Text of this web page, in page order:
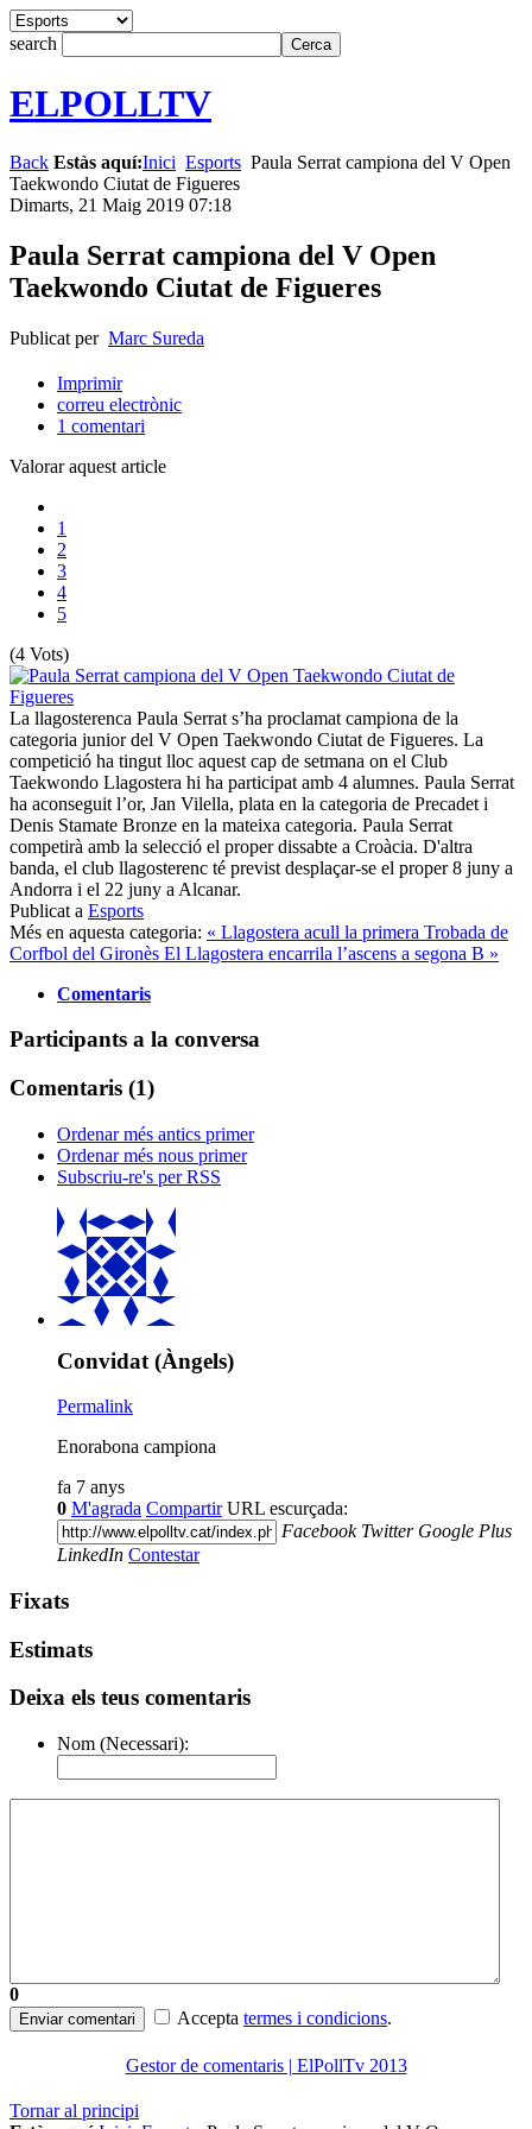
search
ELPOLLTV
Back Estàs aquí:Inici Esports Paula Serrat campiona del V Open
Taekwondo Ciutat de Figueres
Dimarts, 21 Maig 2019 07:18
Paula Serrat campiona del V Open
Taekwondo Ciutat de Figueres
Publicat per Marc Sureda
Imprimir
correu electrònic
1 comentari
Valorar aquest article
1
2
3
4
5
(4 Vots)
La llagosterenca Paula Serrat s’ha proclamat campiona de la
categoria junior del V Open Taekwondo Ciutat de Figueres. La
competició ha tingut lloc aquest cap de setmana on el Club
Taekwondo Llagostera hi ha participat amb 4 alumnes. Paula Serrat
ha aconseguit l’or, Jan Vilella, plata en la categoria de Precadet i
Denis Stamate Bronze en la mateixa categoria. Paula Serrat
competirà amb la selecció el proper dissabte a Croàcia. D'altra
banda, el club llagosterenc té previst desplaçar-se el proper 8 juny a
Andorra i el 22 juny a Alcanar.
Publicat a Esports
Més en aquesta categoria: « Llagostera acull la primera Trobada de
Corfbol del Gironès El Llagostera encarrila l’ascens a segona B »
Comentaris
Participants a la conversa
Comentaris (1)
Ordenar més antics primer
Ordenar més nous primer
Subscriu-re's per RSS
Convidat (Àngels)
Permalink
Enorabona campiona
fa 7 anys
0 M'agrada Compartir URL escurçada:
Facebook Twitter Google Plus
LinkedIn Contestar
Fixats
Estimats
Deixa els teus comentaris
Nom (Necessari):
0
Enviar comentari Accepta termes i condicions.
Gestor de comentaris | ElPollTv 2013
Tornar al principi